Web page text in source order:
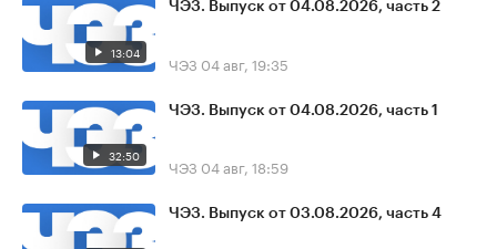
13:04
ЧЭЗ. Выпуск от 04.08.2026, часть 2
ЧЭЗ 04 авг, 19:35
32:50
ЧЭЗ. Выпуск от 04.08.2026, часть 1
ЧЭЗ 04 авг, 18:59
ЧЭЗ. Выпуск от 03.08.2026, часть 4